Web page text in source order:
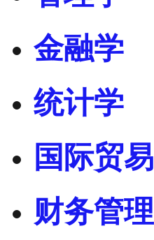
金融学
统计学
国际贸易
财务管理